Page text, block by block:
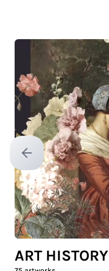
Previous slide
ART HISTORY